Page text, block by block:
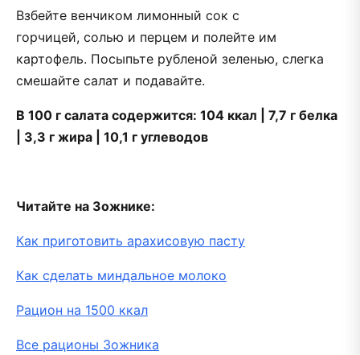
Взбейте венчиком лимонный сок с
горчицей, солью и перцем и полейте им
картофель. Посыпьте рубленой зеленью, слегка
смешайте салат и подавайте.
В 100 г салата содержится: 104 ккал | 7,7 г белка
| 3,3 г жира | 10,1 г углеводов
Читайте на Зожнике:
Как приготовить арахисовую пасту
Как сделать миндальное молоко
Рацион на 1500 ккал
Все рационы Зожника